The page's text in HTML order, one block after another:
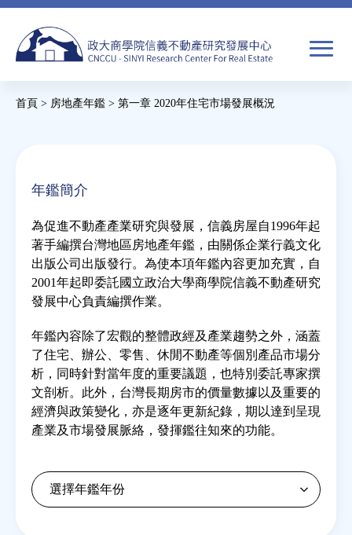
Jump
navigation
表
搜
焦點新聞
教育推廣
房市分析
研究獎勵
房地產年鑑
電子報
這
首頁 > 房地產年鑑 > 第一章 2020年住宅市場發展概況
年鑑簡介
為促進不動產產業研究與發展，信義房屋自1996年起
著手編撰台灣地區房地產年鑑，由關係企業行義文化
出版公司出版發行。為使本項年鑑內容更加充實，自
2001年起即委託國立政治大學商學院信義不動產研究
發展中心負責編撰作業。
年鑑內容除了宏觀的整體政經及產業趨勢之外，涵蓋
了住宅、辦公、零售、休閒不動產等個別產品市場分
析，同時針對當年度的重要議題，也特別委託專家撰
文剖析。此外，台灣長期房市的價量數據以及重要的
經濟與政策變化，亦是逐年更新紀錄，期以達到呈現
產業及市場發展脈絡，發揮鑑往知來的功能。